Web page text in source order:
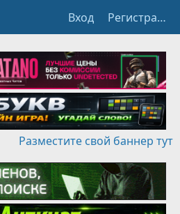
Вход Регистрация
Разместите свой баннер тут